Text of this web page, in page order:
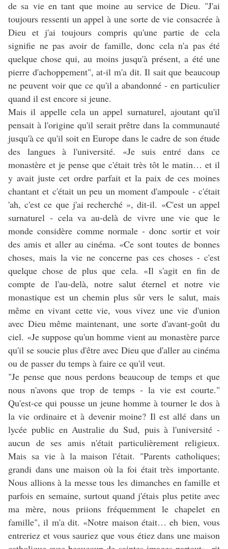
de sa vie en tant que moine au service de Dieu. "J'ai
toujours ressenti un appel à une sorte de vie consacrée à
Dieu et j'ai toujours compris qu'une partie de cela
signifie ne pas avoir de famille, donc cela n'a pas été
quelque chose qui, au moins jusqu'à présent, a été une
pierre d'achoppement", at-il m'a dit. Il sait que beaucoup
ne peuvent voir que ce qu'il a abandonné - en particulier
quand il est encore si jeune.
Mais il appelle cela un appel surnaturel, ajoutant qu'il
pensait à l'origine qu'il serait prêtre dans la communauté
jusqu'à ce qu'il soit en Europe dans le cadre de son étude
des langues à l'université. «Je suis entré dans ce
monastère et je pense que c'était très tôt le matin… et il
y avait juste cet ordre parfait et la paix de ces moines
chantant et c'était un peu un moment d'ampoule - c'était
'ah, c'est ce que j'ai recherché », dit-il. «C'est un appel
surnaturel - cela va au-delà de vivre une vie que le
monde considère comme normale - donc sortir et voir
des amis et aller au cinéma. «Ce sont toutes de bonnes
choses, mais la vie ne concerne pas ces choses - c'est
quelque chose de plus que cela. «Il s'agit en fin de
compte de l'au-delà, notre salut éternel et notre vie
monastique est un chemin plus sûr vers le salut, mais
même en vivant cette vie, vous vivez une vie d'union
avec Dieu même maintenant, une sorte d'avant-goût du
ciel. «Je suppose qu'un homme vient au monastère parce
qu'il se soucie plus d'être avec Dieu que d'aller au cinéma
ou de passer du temps à faire ce qu'il veut.
"Je pense que nous perdons beaucoup de temps et que
nous n'avons que trop de temps - la vie est courte."
Qu'est-ce qui pousse un jeune homme à tourner le dos à
la vie ordinaire et à devenir moine? Il est allé dans un
lycée public en Australie du Sud, puis à l'université -
aucun de ses amis n'était particulièrement religieux.
Mais sa vie à la maison l'était. "Parents catholiques;
grandi dans une maison où la foi était très importante.
Nous allions à la messe tous les dimanches en famille et
parfois en semaine, surtout quand j'étais plus petite avec
ma mère, nous priions fréquemment le chapelet en
famille", il m'a dit. «Notre maison était… eh bien, vous
entreriez et vous sauriez que vous étiez dans une maison